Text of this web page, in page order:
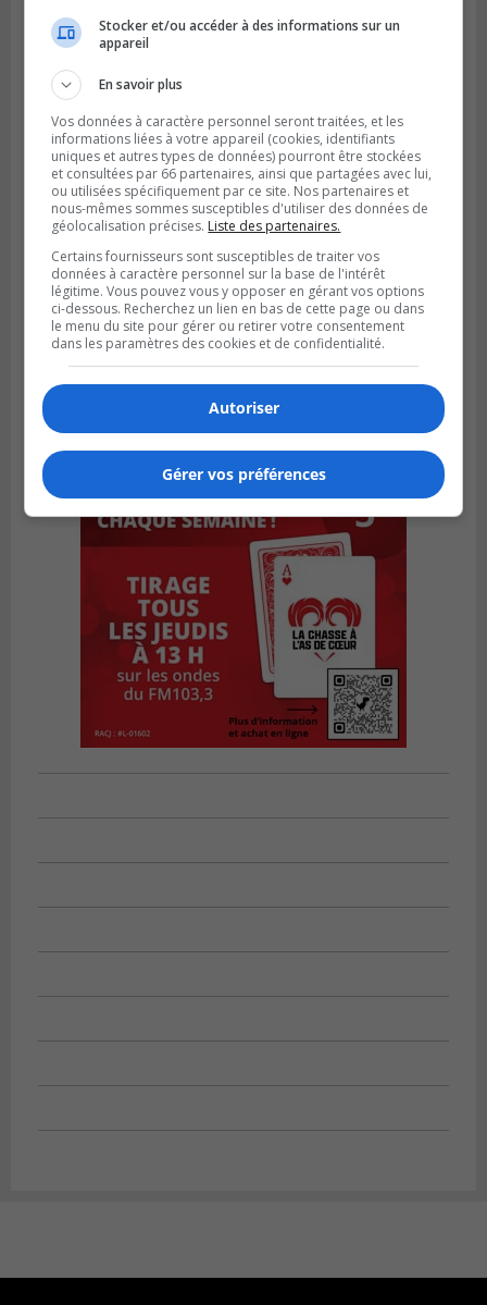
BOUCHERVILLE
Publié le 31 juillet 2026 à 06h57
Boucherville veut de la sécurité
ferroviaire sur son territoire
Stocker et/ou accéder à des informations sur un
appareil
En savoir plus
Vos données à caractère personnel seront traitées, et les
informations liées à votre appareil (cookies, identifiants
uniques et autres types de données) pourront être stockées
et consultées par 66 partenaires, ainsi que partagées avec lui,
ou utilisées spécifiquement par ce site. Nos partenaires et
nous-mêmes sommes susceptibles d'utiliser des données de
géolocalisation précises. Liste des partenaires.
Certains fournisseurs sont susceptibles de traiter vos
données à caractère personnel sur la base de l'intérêt
légitime. Vous pouvez vous y opposer en gérant vos options
ci-dessous. Recherchez un lien en bas de cette page ou dans
le menu du site pour gérer ou retirer votre consentement
dans les paramètres des cookies et de confidentialité.
Autoriser
Gérer vos préférences